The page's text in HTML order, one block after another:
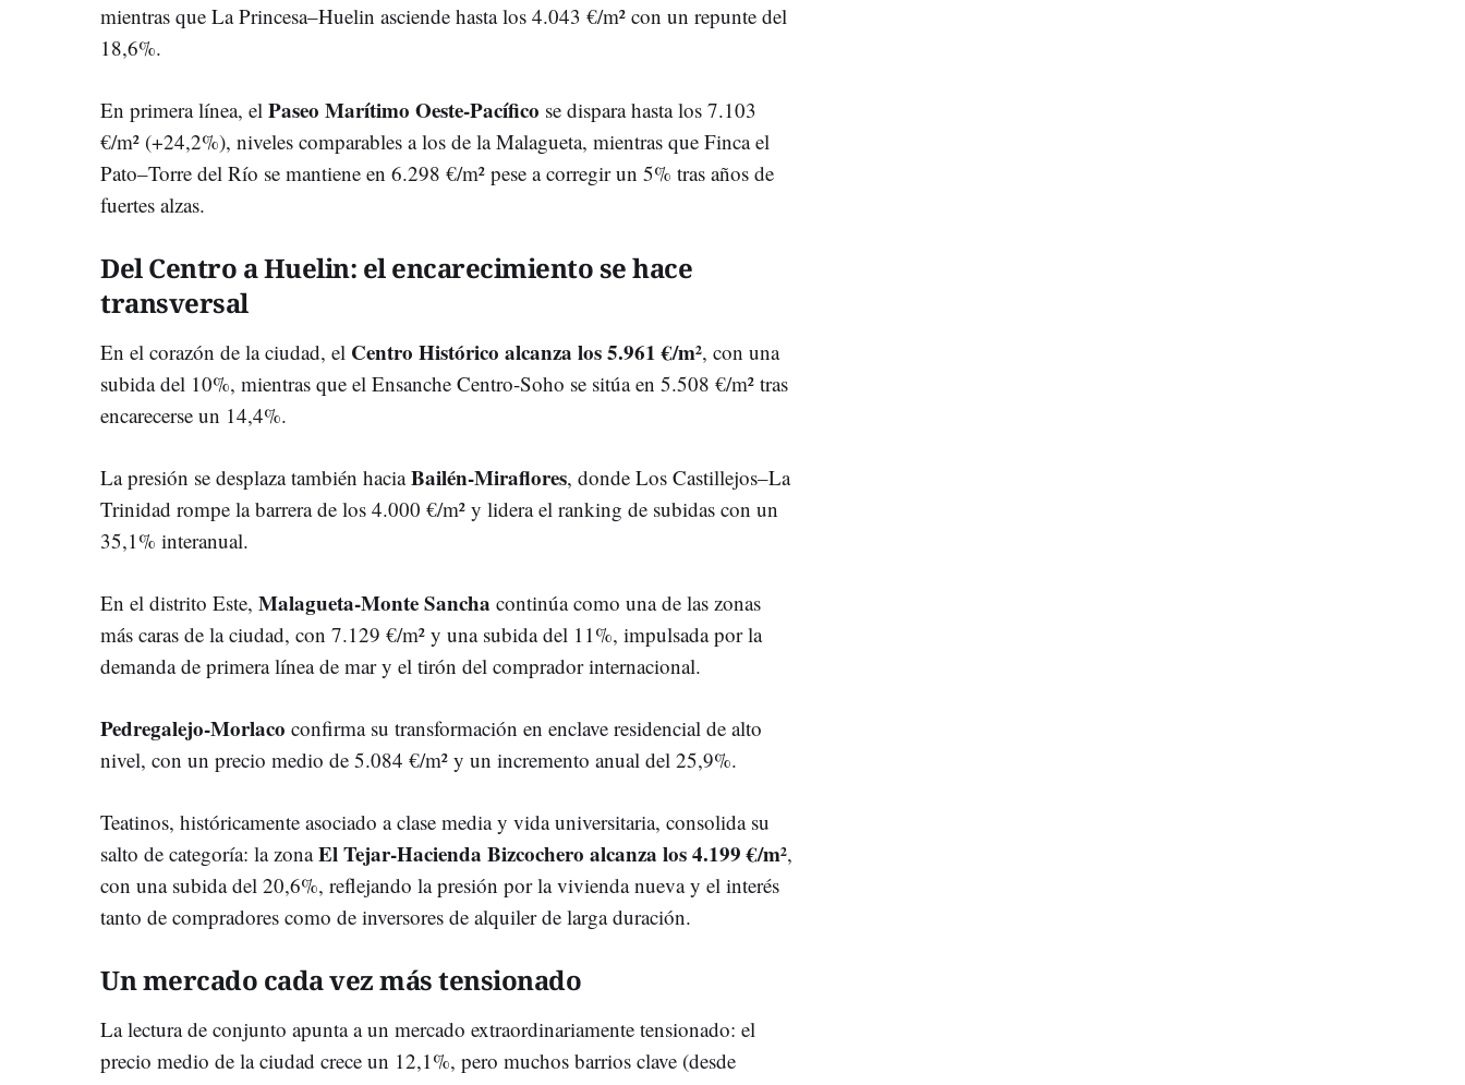
mientras que La Princesa–Huelin asciende hasta los 4.043 €/m² con un repunte del
18,6%.
En primera línea, el Paseo Marítimo Oeste-Pacífico se dispara hasta los 7.103
€/m² (+24,2%), niveles comparables a los de la Malagueta, mientras que Finca el
Pato–Torre del Río se mantiene en 6.298 €/m² pese a corregir un 5% tras años de
fuertes alzas.
Del Centro a Huelin: el encarecimiento se hace
transversal
En el corazón de la ciudad, el Centro Histórico alcanza los 5.961 €/m², con una
subida del 10%, mientras que el Ensanche Centro-Soho se sitúa en 5.508 €/m² tras
encarecerse un 14,4%.
La presión se desplaza también haciaBailén-Miraflores, donde Los Castillejos–La
Trinidad rompe la barrera de los 4.000 €/m² y lidera el ranking de subidas con un
35,1% interanual.
En el distrito Este, Malagueta-Monte Sancha continúa como una de las zonas
más caras de la ciudad, con 7.129 €/m² y una subida del 11%, impulsada por la
demanda de primera línea de mar y el tirón del comprador internacional.
Pedregalejo-Morlaco confirma su transformación en enclave residencial de alto
nivel, con un precio medio de 5.084 €/m² y un incremento anual del 25,9%.
Teatinos, históricamente asociado a clase media y vida universitaria, consolida su
salto de categoría: la zonaEl Tejar-Hacienda Bizcochero alcanza los 4.199 €/m²,
con una subida del 20,6%, reflejando la presión por la vivienda nueva y el interés
tanto de compradores como de inversores de alquiler de larga duración.
Un mercado cada vez más tensionado
La lectura de conjunto apunta a un mercado extraordinariamente tensionado: el
precio medio de la ciudad crece un 12,1%, pero muchos barrios clave (desde